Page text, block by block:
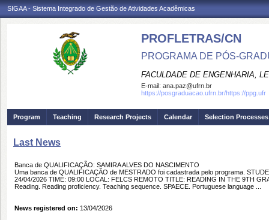
SIGAA - Sistema Integrado de Gestão de Atividades Acadêmicas
PROFLETRAS/CN
PROGRAMA DE PÓS-
FACULDADE DE ENGENHARIA,
E-mail: ana.paz@ufrn.br
https://posgraduacao.ufrn.br/https://ppg.ufr
Program Teaching Research Projects Calendar Selection Processes
Last News
Banca de QUALIFICAÇÃO: SAMIRA ALVES DO NASCIMENTO
Uma banca de QUALIFICAÇÃO de MESTRADO foi cadastrada pelo programa.
24/04/2026 TIME: 09:00 LOCAL: FELCS REMOTO TITLE: READING IN THE 9TH
Reading. Reading proficiency. Teaching sequence. SPAECE. Portuguese language ...
News registered on: 13/04/2026